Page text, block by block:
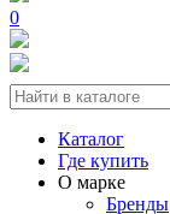
0
Каталог
Где купить
О марке
Бренды